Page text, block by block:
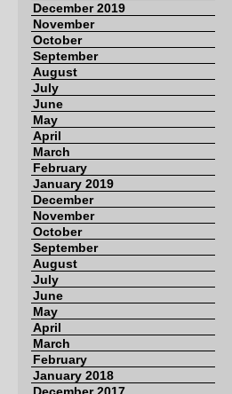
December 2019
November
October
September
August
July
June
May
April
March
February
January 2019
December
November
October
September
August
July
June
May
April
March
February
January 2018